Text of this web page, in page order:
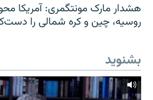
هشدار مارک مونتگمری: آمریکا
روسیه، چین و کره شمالی را
بشنوید